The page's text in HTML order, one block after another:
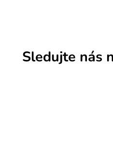
Sledujte nás